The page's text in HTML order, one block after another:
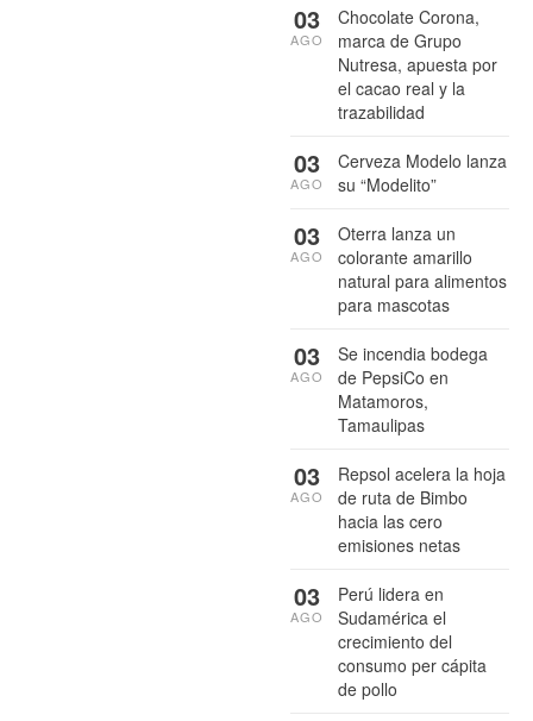
Chocolate Corona,
marca de Grupo
Nutresa, apuesta por
el cacao real y la
trazabilidad
03
AGO
Cerveza Modelo lanza
su “Modelito”
03
AGO
Oterra lanza un
colorante amarillo
natural para alimentos
para mascotas
03
AGO
Se incendia bodega
de PepsiCo en
Matamoros,
Tamaulipas
03
AGO
Repsol acelera la hoja
de ruta de Bimbo
hacia las cero
emisiones netas
03
AGO
Perú lidera en
Sudamérica el
crecimiento del
consumo per cápita
de pollo
03
AGO